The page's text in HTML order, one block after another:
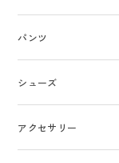
パンツ
シューズ
アクセサリー